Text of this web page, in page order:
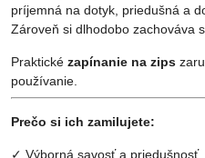
príjemná na dotyk, priedušná a
Zároveň si dlhodobo zachováva
Praktické zapínanie na zips
používanie.
Prečo si ich zamilujete:
✓ Výborná savosť a priedušnosť